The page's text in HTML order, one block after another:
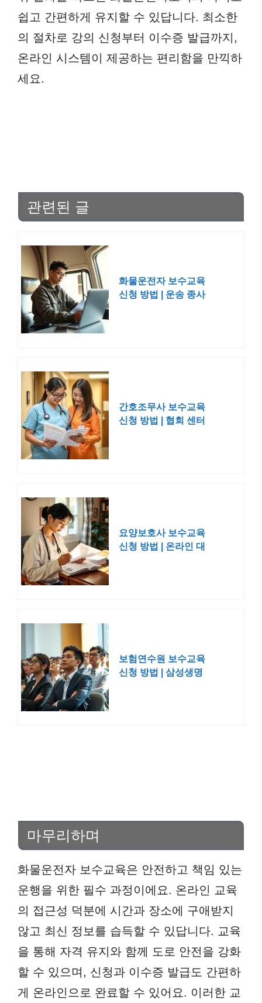
쉽고 간편하게 유지할 수 있답니다. 최소한
의 절차로 강의 신청부터 이수증 발급까지,
온라인 시스템이 제공하는 편리함을 만끽하
세요.
관련된 글
화물운전자 보수교육
신청 방법 | 운송 종사
간호조무사 보수교육
신청 방법 | 협회 센터
요양보호사 보수교육
신청 방법 | 온라인 대
보험연수원 보수교육
신청 방법 | 삼성생명
마무리하며
화물운전자 보수교육은 안전하고 책임 있는
운행을 위한 필수 과정이에요. 온라인 교육
의 접근성 덕분에 시간과 장소에 구애받지
않고 최신 정보를 습득할 수 있답니다. 교육
을 통해 자격 유지와 함께 도로 안전을 강화
할 수 있으며, 신청과 이수증 발급도 간편하
게 온라인으로 완료할 수 있어요. 이러한 교